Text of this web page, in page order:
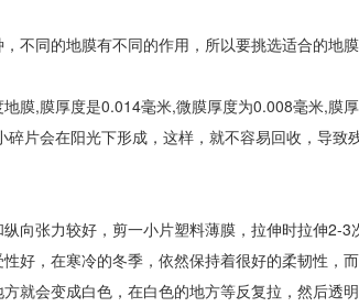
不同的地膜有不同的作用，所以要挑选适合的地
膜,膜厚度是0.014毫米,微膜厚度为0.008毫米,膜
片会在阳光下形成，这样，就不容易回收，导致
向张力较好，剪一小片塑料薄膜，拉伸时拉伸2-
好，在寒冷的冬季，依然保持着很好的柔韧性，
就会变成白色，在白色的地方等反复拉，然后透